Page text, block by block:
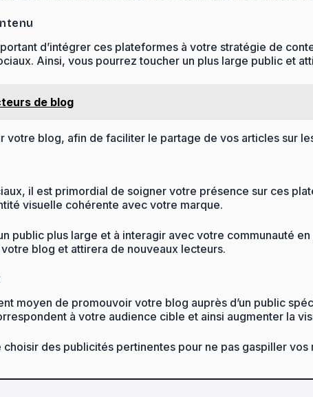
d’intégrer ces plateformes à votre stratégie de
Ainsi, vous pourrez toucher un plus large public et
de blog
votre blog, afin de faciliter le partage de vos articles sur
il est primordial de soigner votre présence sur ces
visuelle cohérente avec votre marque.
public plus large et à interagir avec votre communauté
blog et attirera de nouveaux lecteurs.
moyen de promouvoir votre blog auprès d’un public
à votre audience cible et ainsi augmenter la
des publicités pertinentes pour ne pas gaspiller vos